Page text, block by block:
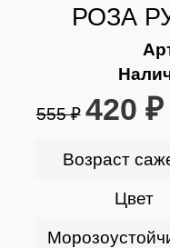
РОЗА
555 ₽ 420 ₽
Возраст
Цвет